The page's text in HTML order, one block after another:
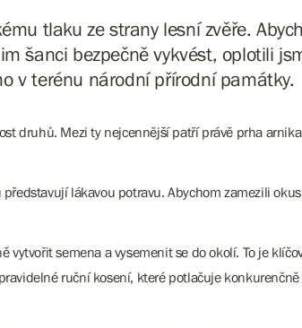
tlaku ze strany lesní zvěře.
šanci bezpečně vykvést, oplotili
v terénu národní přírodní památky.
Mezi ty nejcennější patří právě prha
lákavou potravu. Abychom zamezili
semena a vysemenit se do okolí. To je
ruční kosení, které potlačuje